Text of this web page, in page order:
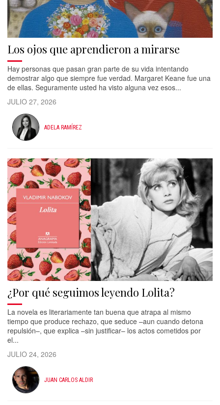
Los ojos que aprendieron a mirarse
Hay personas que pasan gran parte de su vida intentando
demostrar algo que siempre fue verdad. Margaret Keane fue una
de ellas. Seguramente usted ha visto alguna vez esos...
JULIO 27, 2026
ADELA RAMÍREZ
¿Por qué seguimos leyendo Lolita?
La novela es literariamente tan buena que atrapa al mismo
tiempo que produce rechazo, que seduce –aun cuando detona
repulsión–, que explica –sin justificar– los actos cometidos por
el...
JULIO 24, 2026
JUAN CARLOS ALDIR